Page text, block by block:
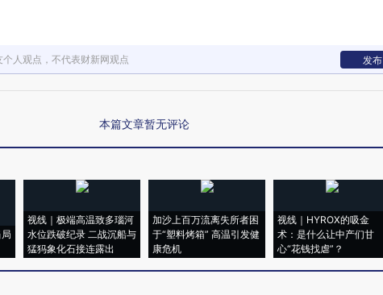
人观点，不代表财新网观点 发布
本篇文章暂无评论
视线｜极端高温致多瑙河
水位跌破纪录 二战沉船与
猛犸象化石接连露出
加沙上百万流离失所者困
于“塑料烤箱” 高温引发健
康危机
视线｜HYROX的吸金
术：是什么让中产们甘
心“花钱找虐”？